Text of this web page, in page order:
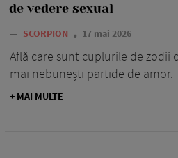
de vedere sexual
— SCORPION 17 mai 2026
Află care sunt cuplurile de zodii
mai nebunești partide de amor.
+ MAI MULTE